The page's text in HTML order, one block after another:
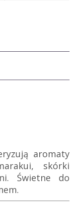
aromaty
skórki
Świetne do